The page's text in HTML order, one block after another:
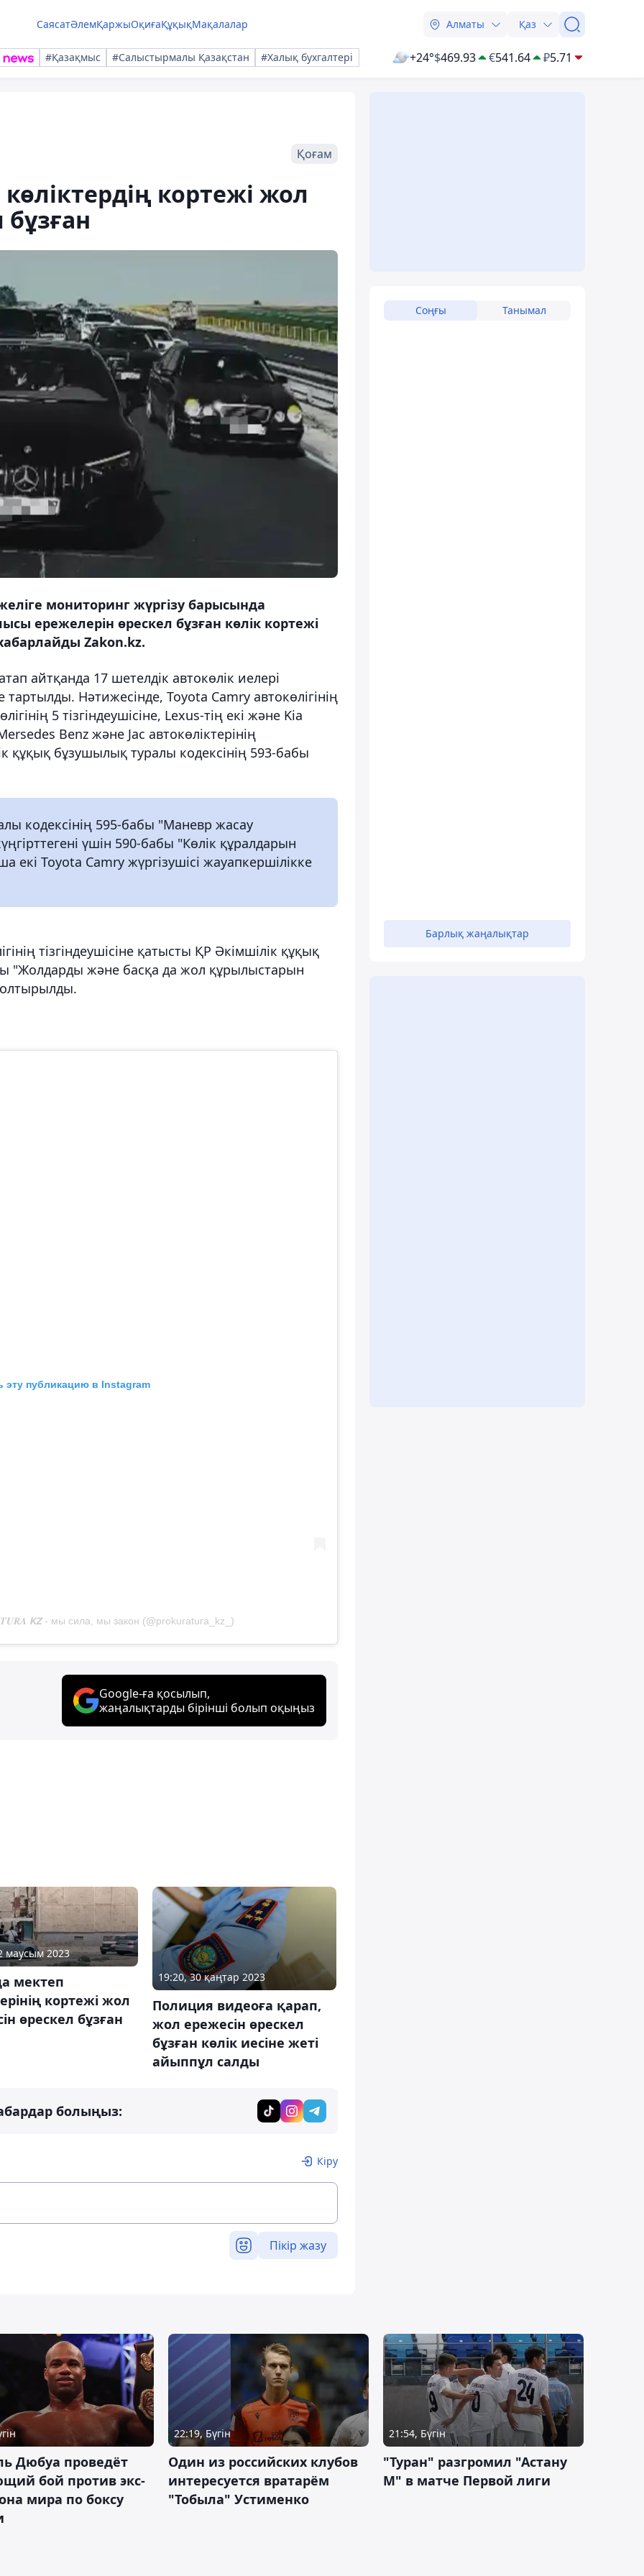
СаясатӘлемҚаржыОқиғаҚұқықМақалалар Алматы Қаз
#Қазақмыс #Салыстырмалы Қазақстан #Халық бухгалтері +24°$469.93 €541.64 ₽5.71
Қоғам
кортежі жол
мониторинг жүргізу барысында
ережелерін өрескел бұзған көлік кортежі
Zakon.kz.
айтқанда 17 шетелдік автокөлік иелері
Нәтижесінде, Toyota Camry автокөлігінің
5 тізгіндеушісіне, Lexus-тің екі және Kia
Benz және Jac автокөліктерінің
құқық бұзушылық туралы кодексінің 593-бабы
кодексінің 595-бабы "Маневр жасау
үшін 590-бабы "Көлік құралдарын
екі Toyota Camry жүргізушісі жауапкершілікке
тізгіндеушісіне қатысты ҚР Әкімшілік құқық
"Жолдарды және басқа да жол құрылыстарын
эту публикацию в Instagram
𝙆𝙕 - мы сила, мы закон (@prokuratura_kz_)
Google-ға қосылып,
жаңалықтарды бірінші болып оқыңыз
маусым 2023
мектеп
кортежі жол
өрескел бұзған
19:20, 30 қаңтар 2023
Полиция видеоға қарап,
жол ережесін өрескел
бұзған көлік иесіне жеті
айыппұл салды
болыңыз:
Кіру
Пікір жазу
Соңғы Танымал
Барлық жаңалықтар
Дюбуа проведёт
бой против экс-
мира по боксу
22:19, Бүгін
Один из российских клубов
интересуется вратарём
"Тобыла" Устименко
21:54, Бүгін
"Туран" разгромил "Астану
М" в матче Первой лиги